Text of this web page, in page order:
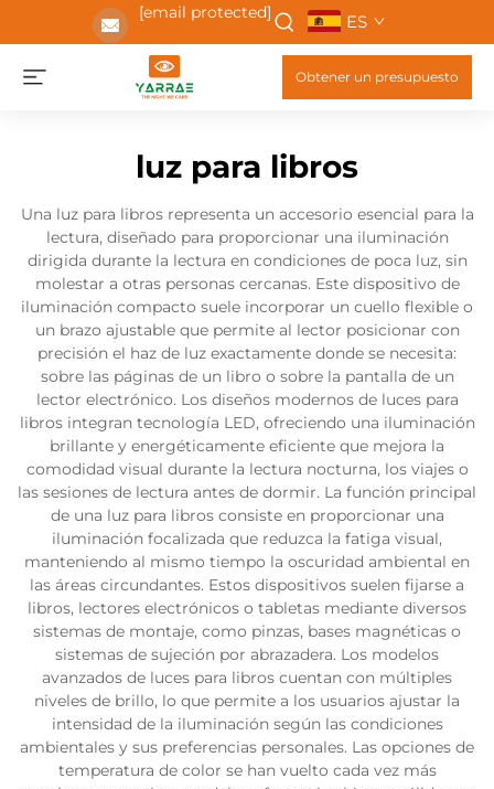
[email protected] ES
Obtener un presupuesto
luz para libros
Una luz para libros representa un accesorio esencial para la
lectura, diseñado para proporcionar una iluminación
dirigida durante la lectura en condiciones de poca luz, sin
molestar a otras personas cercanas. Este dispositivo de
iluminación compacto suele incorporar un cuello flexible o
un brazo ajustable que permite al lector posicionar con
precisión el haz de luz exactamente donde se necesita:
sobre las páginas de un libro o sobre la pantalla de un
lector electrónico. Los diseños modernos de luces para
libros integran tecnología LED, ofreciendo una iluminación
brillante y energéticamente eficiente que mejora la
comodidad visual durante la lectura nocturna, los viajes o
las sesiones de lectura antes de dormir. La función principal
de una luz para libros consiste en proporcionar una
iluminación focalizada que reduzca la fatiga visual,
manteniendo al mismo tiempo la oscuridad ambiental en
las áreas circundantes. Estos dispositivos suelen fijarse a
libros, lectores electrónicos o tabletas mediante diversos
sistemas de montaje, como pinzas, bases magnéticas o
sistemas de sujeción por abrazadera. Los modelos
avanzados de luces para libros cuentan con múltiples
niveles de brillo, lo que permite a los usuarios ajustar la
intensidad de la iluminación según las condiciones
ambientales y sus preferencias personales. Las opciones de
temperatura de color se han vuelto cada vez más